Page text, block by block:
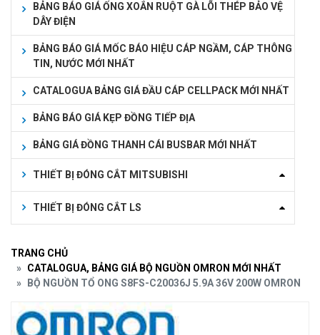
BẢNG BÁO GIÁ ỐNG XOẮN RUỘT GÀ LÕI THÉP BẢO VỆ
DÂY ĐIỆN
BẢNG BÁO GIÁ MỐC BÁO HIỆU CÁP NGẦM, CÁP THÔNG
TIN, NƯỚC MỚI NHẤT
CATALOGUA BẢNG GIÁ ĐẦU CÁP CELLPACK MỚI NHẤT
BẢNG BÁO GIÁ KẸP ĐỒNG TIẾP ĐỊA
BẢNG GIÁ ĐỒNG THANH CÁI BUSBAR MỚI NHẤT
THIẾT BỊ ĐÓNG CẮT MITSUBISHI
THIẾT BỊ ĐÓNG CẮT LS
TRANG CHỦ
CATALOGUA, BẢNG GIÁ BỘ NGUỒN OMRON MỚI NHẤT
BỘ NGUỒN TỔ ONG S8FS-C20036J 5.9A 36V 200W OMRON